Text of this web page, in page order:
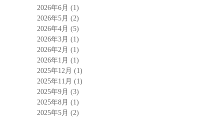
2026年6月 (1)
2026年5月 (2)
2026年4月 (5)
2026年3月 (1)
2026年2月 (1)
2026年1月 (1)
2025年12月 (1)
2025年11月 (1)
2025年9月 (3)
2025年8月 (1)
2025年5月 (2)